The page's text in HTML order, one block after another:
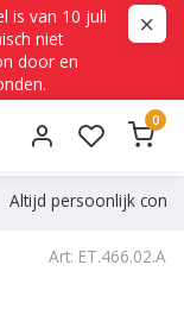
is van 10 juli
niet
door en
0
Altijd persoonlijk
Art: ET.466.02.A